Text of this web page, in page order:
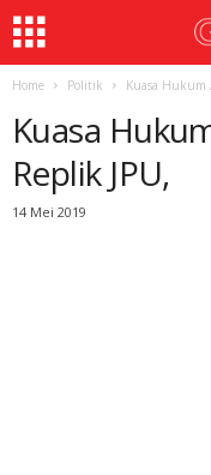
Home Politik Kuasa Hukum
Kuasa
Replik JPU,
14 Mei 2019